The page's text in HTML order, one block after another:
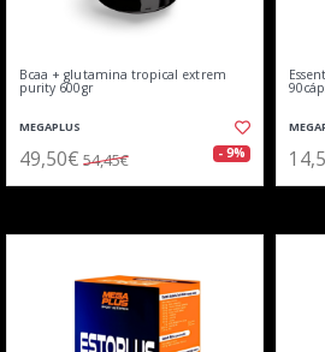
Bcaa + glutamina tropical extrem
purity 600gr
MEGAPLUS
49,50€ 54,45€ - 9%